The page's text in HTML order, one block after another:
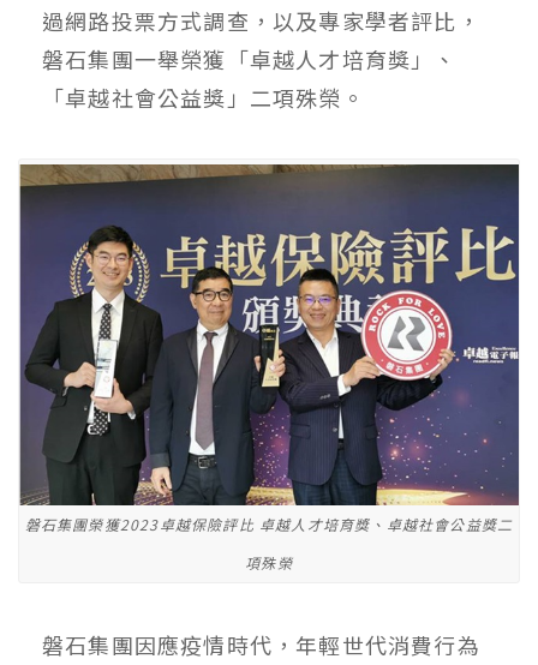
過網路投票方式調查，以及專家學者評比，
磐石集團一舉榮獲「卓越人才培育獎」、
「卓越社會公益獎」二項殊榮。
磐石集團榮獲2023卓越保險評比 卓越人才培育獎、卓越社會公益獎二
項殊榮
磐石集團因應疫情時代，年輕世代消費行為